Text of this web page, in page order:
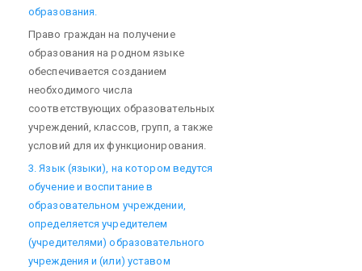
образования.
Право граждан на получение
образования на родном языке
обеспечивается созданием
необходимого числа
соответствующих образовательных
учреждений, классов, групп, а также
условий для их функционирования.
3. Язык (языки), на котором ведутся
обучение и воспитание в
образовательном учреждении,
определяется учредителем
(учредителями) образовательного
учреждения и (или) уставом